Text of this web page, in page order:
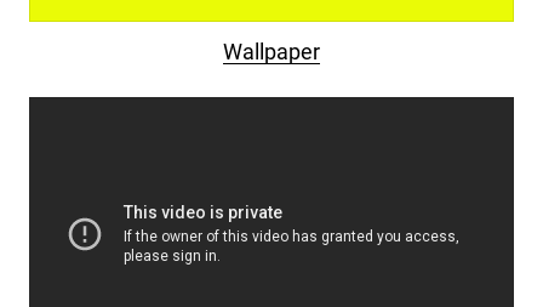
Wallpaper